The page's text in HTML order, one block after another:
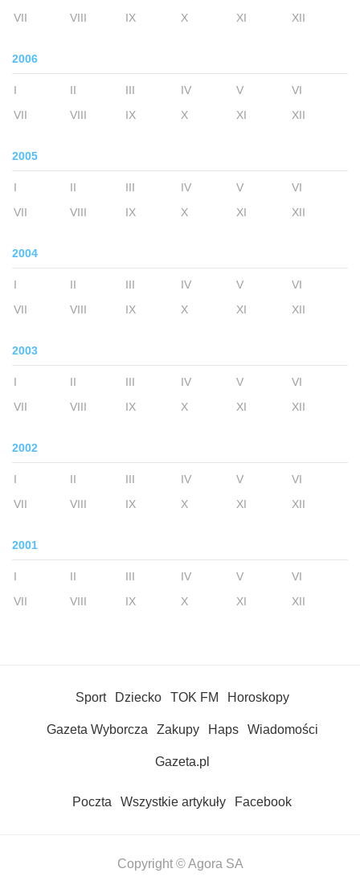
VII
VIII IX X XI XII
2006
I II III IV V
VI
VII
VIII IX X XI XII
2005
I II III IV V
VI
VII
VIII IX X XI XII
2004
I II III IV V
VI
VII
VIII IX X XI XII
2003
I II III IV V
VI
VII
VIII IX X XI XII
2002
I II III IV V
VI
VII
VIII IX X XI XII
2001
I II III IV V
VI
VII
VIII IX X XI XII
Sport Dziecko TOK FM Horoskopy
Gazeta Wyborcza Zakupy Haps Wiadomości
Gazeta.pl
Poczta Wszystkie artykuły Facebook
Copyright © Agora SA